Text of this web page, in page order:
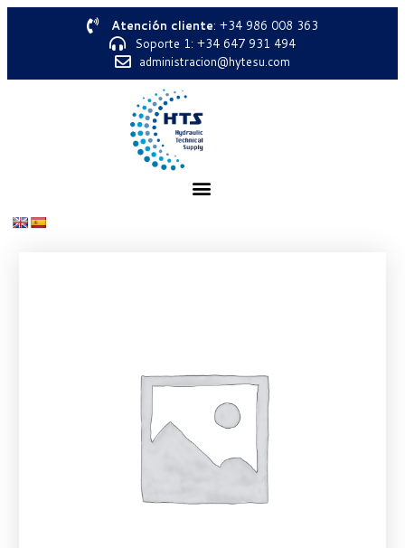
Atención cliente: +34 986 008 363
Soporte 1: +34 647 931 494
administracion@hytesu.com